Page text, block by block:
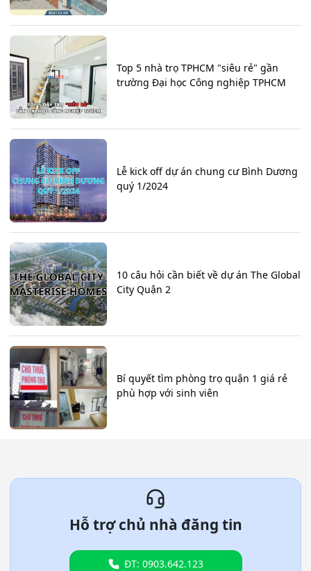
Top 5 nhà trọ TPHCM "siêu rẻ" gần
trường Đại học Công nghiệp TPHCM
Lễ kick off dự án chung cư Bình Dương
quý 1/2024
10 câu hỏi cần biết về dự án The Global
City Quận 2
Bí quyết tìm phòng trọ quận 1 giá rẻ
phù hợp với sinh viên
Hỗ trợ chủ nhà đăng tin
ĐT: 0903.642.123